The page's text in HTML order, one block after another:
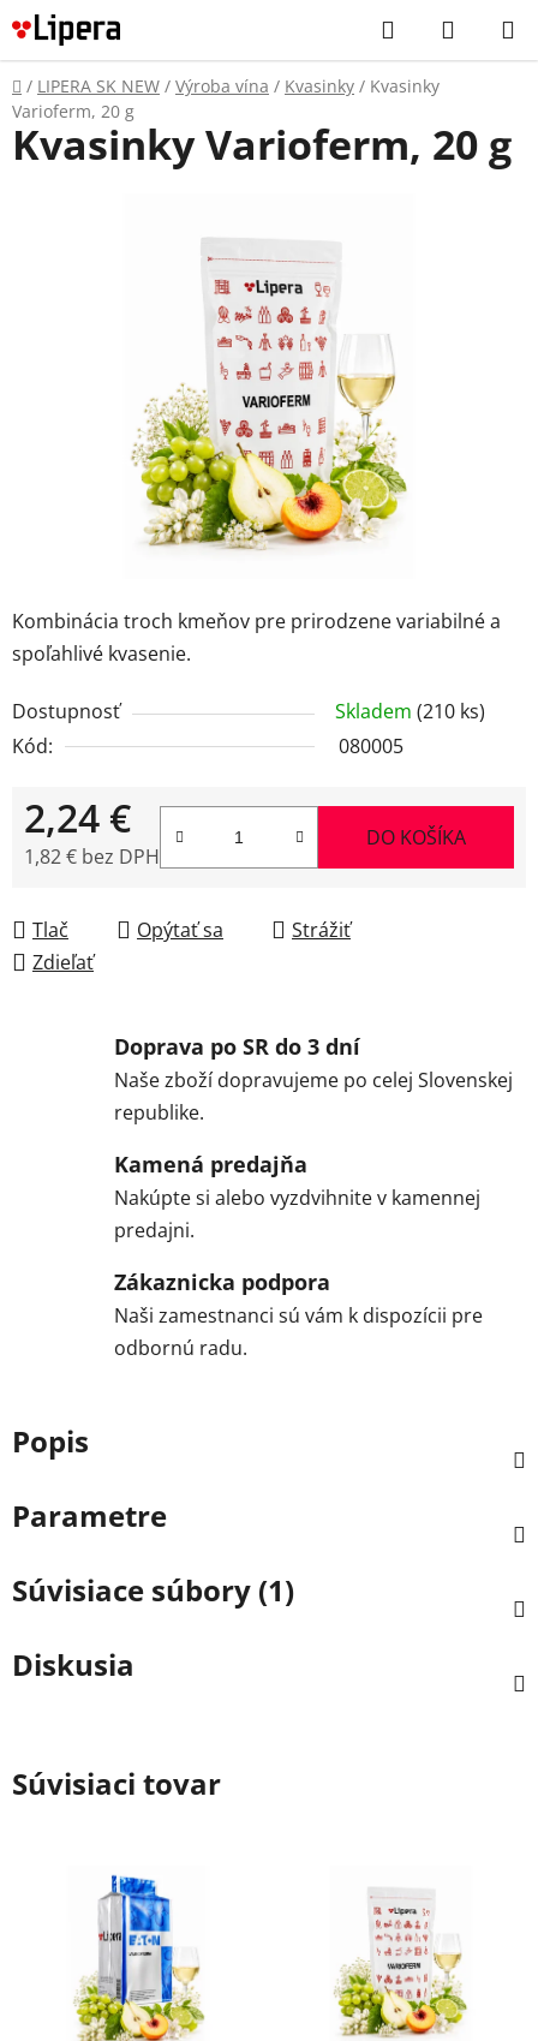
Prejsť
na
obsah
Hľadať
KOŠÍK
Domov
/ LIPERA SK NEW / Výroba vína / Kvasinky / Kvasinky
Varioferm, 20 g
Kombinácia troch kmeňov pre prirodzene variabilné a
spoľahlivé kvasenie.
Dostupnosť Skladem (210 ks)
Kód:
080005
2,24 €
1,82 € bez DPH
DO KOŠÍKA
Tlač Opýtať sa
Strážiť
Zdieľať
Kvasinky Varioferm, 20 g
Doprava po SR do 3 dní
Naše zboží dopravujeme po celej Slovenskej
republike.
Kamená predajňa
Nakúpte si alebo vyzdvihnite v kamennej
predajni.
Zákaznicka podpora
Naši zamestnanci sú vám k dispozícii pre
odbornú radu.
Popis
Parametre
Súvisiace súbory (1)
Diskusia
Súvisiaci tovar